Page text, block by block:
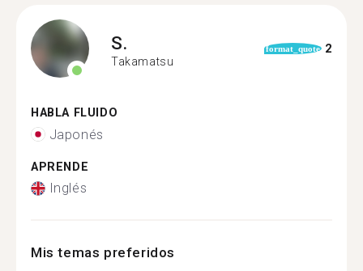
S.
Takamatsu
format_quote 2
HABLA FLUIDO
Japonés
APRENDE
Inglés
Mis temas preferidos